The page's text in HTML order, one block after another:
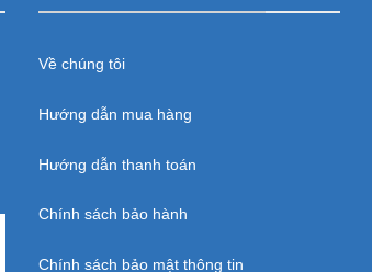
Về chúng tôi
Hướng dẫn mua hàng
Hướng dẫn thanh toán
Chính sách bảo hành
Chính sách bảo mật thông tin